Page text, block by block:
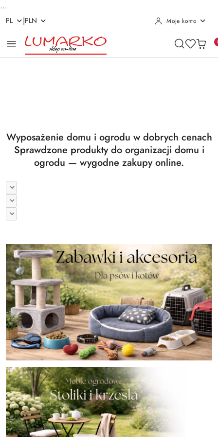
...
Przejdź do treści głównej
Przejdź do wyszukiwarki
Przejdź do moje konto
Przejdź do menu głównego
Przejdź do stopki
PL |PLN Moje konto
Wyposażenie domu i ogrodu w dobrych cenach
Sprawdzone produkty do organizacji domu i
ogrodu — wygodne zakupy online.